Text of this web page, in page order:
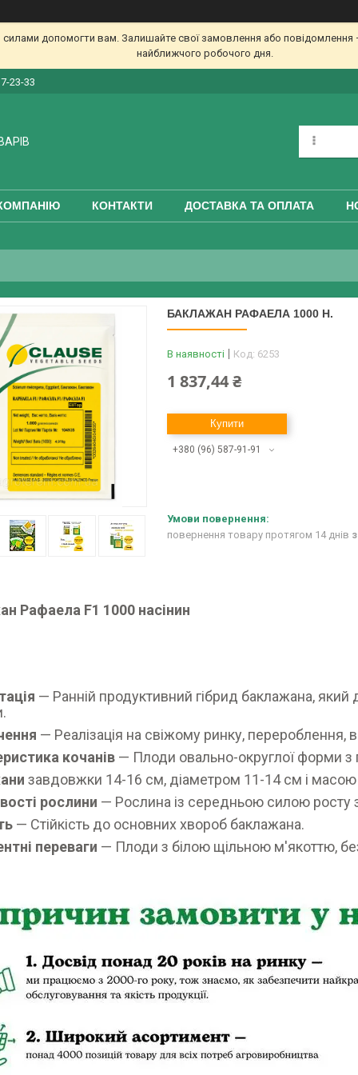
допомогти вам. Залишайте свої замовлення або
найближчого робочого дня.
23-33
КОНТАКТИ ДОСТАВКА ТА ОПЛАТА
БАКЛАЖАН РАФАЕЛА 1000 Н.
В наявності Код: 6253
1 837,44 ₴
Купити
+380 (96) 587-91-91
повернення товару протягом 14 днів
Рафаела F1 1000 насінин
— Ранній продуктивний гібрид баклажана,
— Реалізація на свіжому ринку, перероблення,
кочанів — Плоди овально-округлої форми
завдовжки 14-16 см, діаметром 11-14 см і масою
рослини — Рослина із середньою силою росту
— Стійкість до основних хвороб баклажана.
переваги — Плоди з білою щільною м'якоттю,